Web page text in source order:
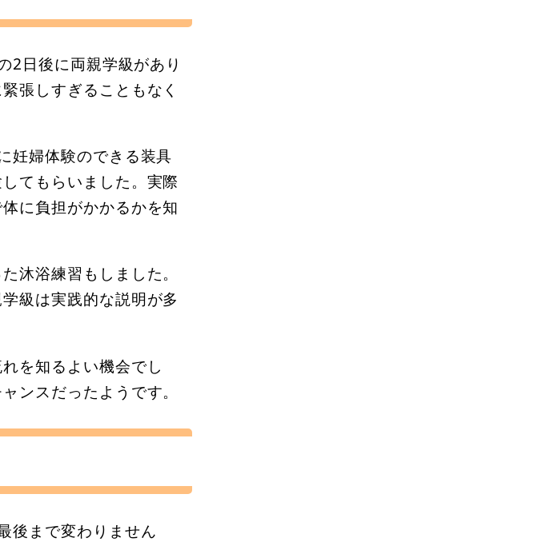
2日後に両親学級があり
張しすぎることもなく
妊婦体験のできる装具
てもらいました。実際
に負担がかかるかを知
沐浴練習もしました。
級は実践的な説明が多
を知るよい機会でし
ンスだったようです。
後まで変わりません